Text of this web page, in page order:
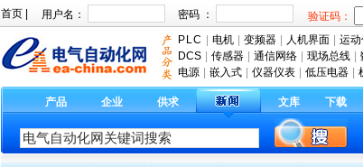
首页 用户名： 密码 ： 验证码：
PLC 电机 变频器 人机界面 运动
DCS
传感器 通信网络 现场总线
电源
嵌入式 仪器仪表 低压电器
产品 企业 供求 文库 下载